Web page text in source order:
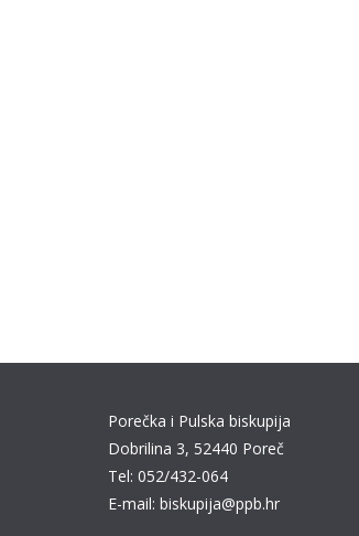
Porečka i Pulska biskupija
Dobrilina 3, 52440 Poreč
Tel: 052/432-064
E-mail: biskupija@ppb.hr